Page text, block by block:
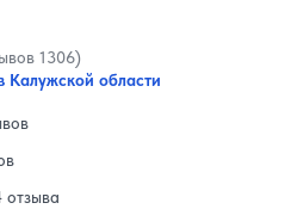
1306)
Калужской области
отзыва